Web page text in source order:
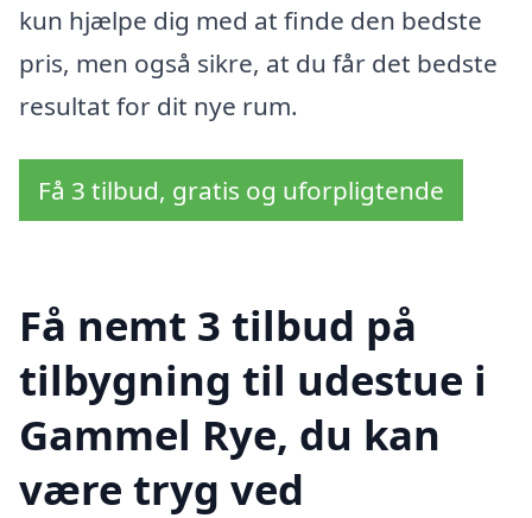
kun hjælpe dig med at finde den bedste
pris, men også sikre, at du får det bedste
resultat for dit nye rum.
Få 3 tilbud, gratis og uforpligtende
Få nemt 3 tilbud på
tilbygning til udestue i
Gammel Rye, du kan
være tryg ved